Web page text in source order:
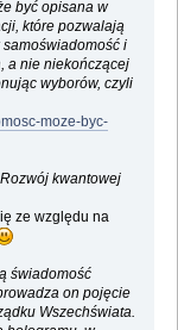
być opisana w
które pozwalają
i
a nie niekończącej
wyborów, czyli
moze-byc-
Rozwój kwantowej
ze względu na
świadomość
on pojęcie
Wszechświata.